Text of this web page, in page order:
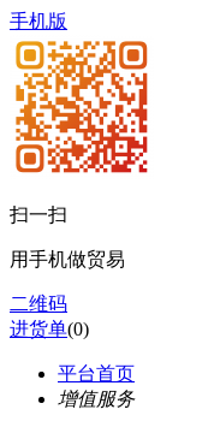
手机版
扫一扫
用手机做贸易
二维码
进货单(0)
平台首页
增值服务